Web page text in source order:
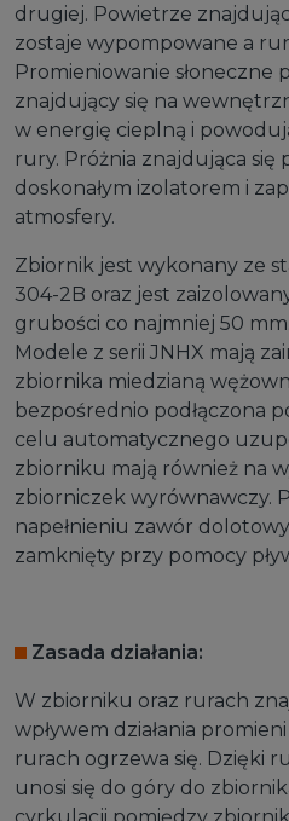
drugiej. Powietrze
zostaje wypompowane a
Promieniowanie słoneczne
znajdujący się na
w energię cieplną i
rury. Próżnia znajdująca się
doskonałym izolatorem i
atmosfery.
Zbiornik jest wykonany ze
304-2B oraz jest
grubości co najmniej 50 mm.
Modele z serii JNHX mają
zbiornika miedzianą
bezpośrednio podłączona
celu automatycznego
zbiorniku mają również na
zbiorniczek wyrównawczy.
napełnieniu zawór
zamknięty przy pomocy
Zasada działania:
W zbiorniku oraz rurach
wpływem działania
rurach ogrzewa się. Dzięki
unosi się do góry do
cyrkulacji pomiędzy